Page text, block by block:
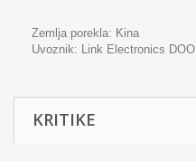
Zemlja porekla: Kina
Uvoznik: Link Electronics DOO
KRITIKE